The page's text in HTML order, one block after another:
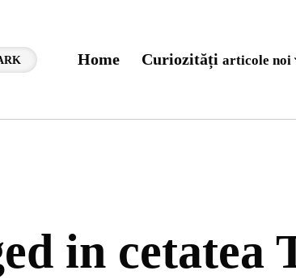
Home Curiozități articole noi
in cetatea